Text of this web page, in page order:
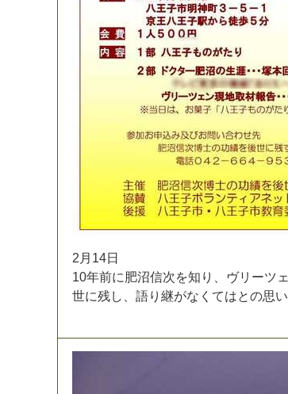
2 月 14日
10年前に肥沼信次を知 り ヴリ ーツ ェ
世に残し 語り 継がな く てはとの思い